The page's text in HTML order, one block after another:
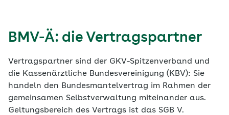
BMV-Ä: die Vertragspartner
Vertragspartner sind der GKV-Spitzenverband und
die Kassenärztliche Bundesvereinigung (KBV): Sie
handeln den Bundesmantelvertrag im Rahmen der
gemeinsamen Selbstverwaltung miteinander aus.
Geltungsbereich des Vertrags ist das SGB V.